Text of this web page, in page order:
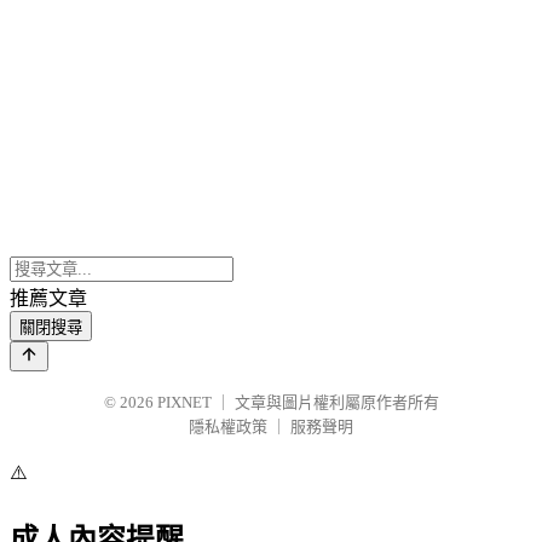
推薦文章
關閉搜尋
© 2026 PIXNET
文章與圖片權利屬原作者所有
隱私權政策
服務聲明
⚠️